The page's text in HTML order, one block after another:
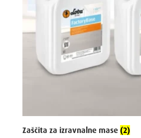
Zaščita za izravnalne mase (2)